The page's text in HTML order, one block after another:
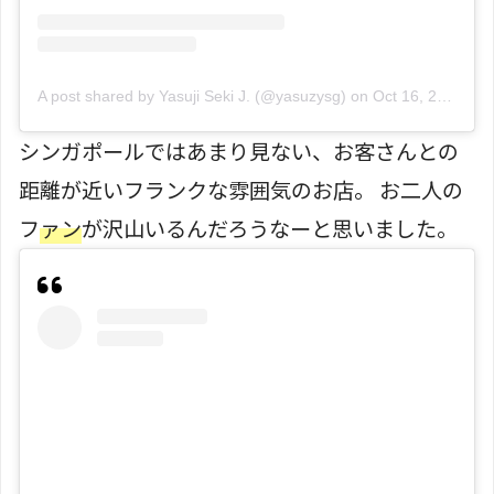
A post shared by Yasuji Seki J. (@yasuzysg) on Oct 16, 2019 at 6:45am PDT
シンガポールではあまり見ない、お客さんとの
距離が近いフランクな雰囲気のお店。 お二人の
ファンが沢山いるんだろうなーと思いました。